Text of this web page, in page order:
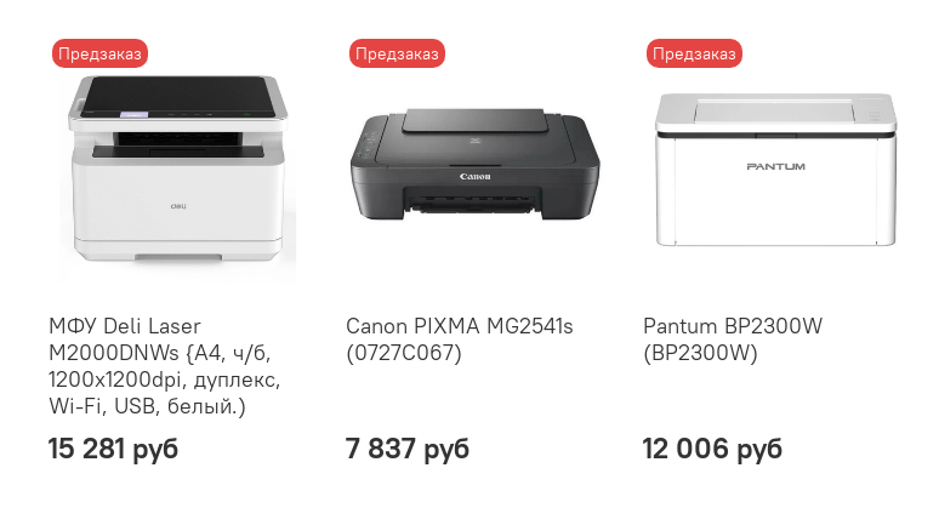
Предзаказ
МФУ Deli Laser
M2000DNWs {A4, ч/б,
1200x1200dpi, дуплекс,
Wi-Fi, USB, белый.)
15 281 руб
Предзаказ
Canon PIXMA MG2541s
(0727C067)
7 837 руб
Предзаказ
Pantum BP2300W
(BP2300W)
12 006 руб